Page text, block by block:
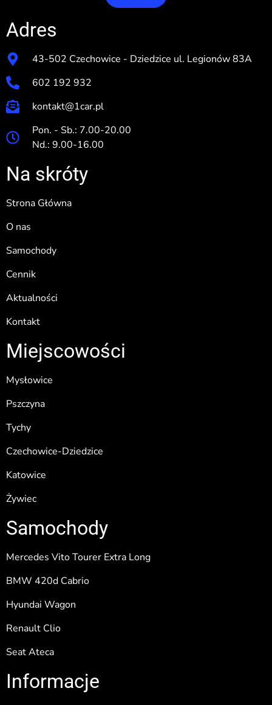
Adres
43-502 Czechowice - Dziedzice ul. Legionów 83A
602 192 932
kontakt@1car.pl
Pon. - Sb.: 7.00-20.00
Nd.: 9.00-16.00
Na skróty
Strona Główna
O nas
Samochody
Cennik
Aktualności
Kontakt
Miejscowości
Mysłowice
Pszczyna
Tychy
Czechowice-Dziedzice
Katowice
Żywiec
Samochody
Mercedes Vito Tourer Extra Long
BMW 420d Cabrio
Hyundai Wagon
Renault Clio
Seat Ateca
Informacje